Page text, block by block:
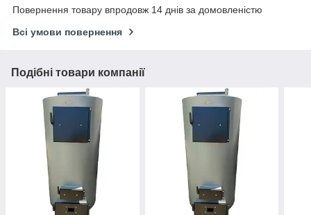
Повернення товару впродовж 14 днів за домовленістю
Всі умови повернення
Подібні товари компанії